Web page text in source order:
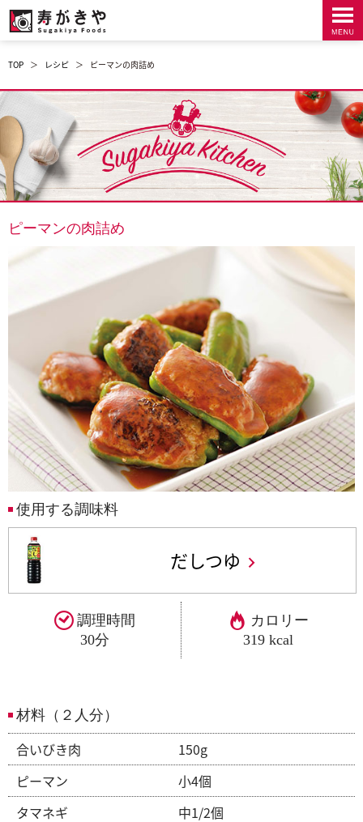
TOP ＞ レシピ ＞ ピーマンの肉詰め
ピーマンの肉詰め
使用する調味料
だしつゆ
調理時間
30分
カロリー
319 kcal
材料（２人分）
合いびき肉
150g
ピーマン
小4個
タマネギ
中1/2個